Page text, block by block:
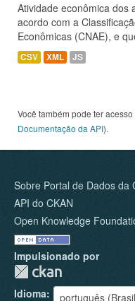
Atividade econômica dos
acordo com a
Econômicas (CNAE), e
CSV XML JS
Você também pode ter
Documentação da API).
Sobre Portal de Dados da
API do CKAN
Open Knowledge
Impulsionado por
Idioma